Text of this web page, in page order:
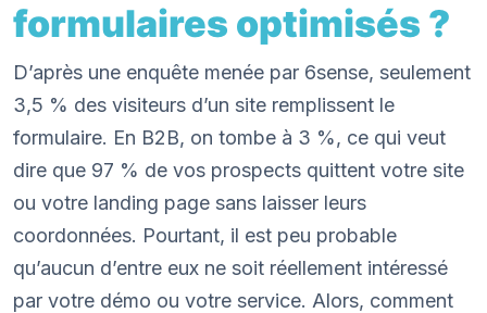
formulaires optimisés ?
D’après une enquête menée par 6sense, seulement
3,5 % des visiteurs d’un site remplissent le
formulaire. En B2B, on tombe à 3 %, ce qui veut
dire que 97 % de vos prospects quittent votre site
ou votre landing page sans laisser leurs
coordonnées. Pourtant, il est peu probable
qu’aucun d’entre eux ne soit réellement intéressé
par votre démo ou votre service. Alors, comment